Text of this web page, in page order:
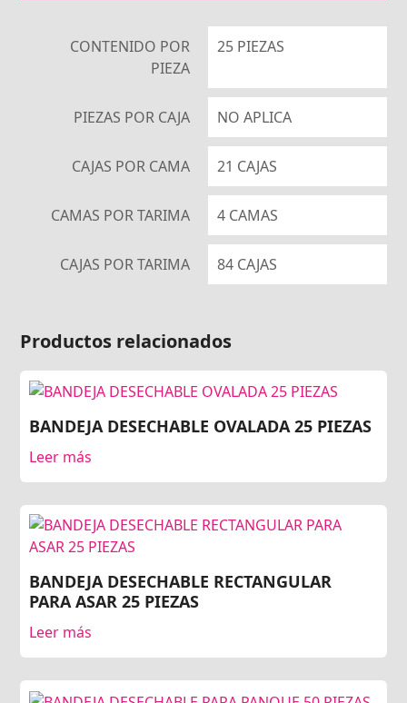
CONTENIDO POR
PIEZA
25 PIEZAS
PIEZAS POR CAJA NO APLICA
CAJAS POR CAMA 21 CAJAS
CAMAS POR TARIMA 4 CAMAS
CAJAS POR TARIMA 84 CAJAS
Productos relacionados
BANDEJA DESECHABLE OVALADA 25 PIEZAS
Leer más
BANDEJA DESECHABLE RECTANGULAR
PARA ASAR 25 PIEZAS
Leer más